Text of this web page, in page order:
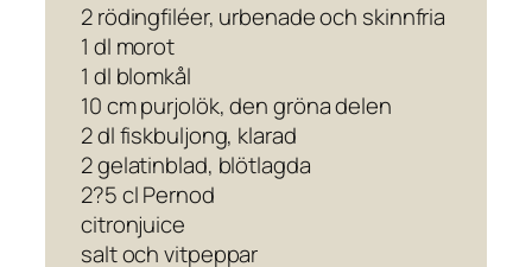
2 rödingfiléer, urbenade och skinnfria
1 dl morot
1 dl blomkål
10 cm purjolök, den gröna delen
2 dl fiskbuljong, klarad
2 gelatinblad, blötlagda
2?5 cl Pernod
citronjuice
salt och vitpeppar